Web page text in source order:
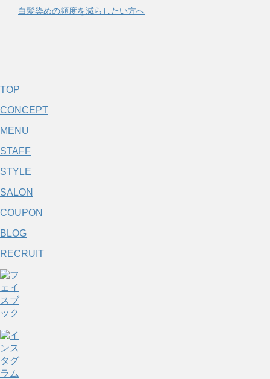
白髪染めの頻度を減らしたい方へ
TOP
CONCEPT
MENU
STAFF
STYLE
SALON
COUPON
BLOG
RECRUIT